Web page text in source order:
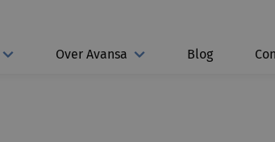
Over Avansa Blog